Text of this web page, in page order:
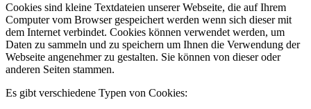
Cookies sind kleine Textdateien unserer Webseite, die auf Ihrem
Computer vom Browser gespeichert werden wenn sich dieser mit
dem Internet verbindet. Cookies können verwendet werden, um
Daten zu sammeln und zu speichern um Ihnen die Verwendung der
Webseite angenehmer zu gestalten. Sie können von dieser oder
anderen Seiten stammen.
Es gibt verschiedene Typen von Cookies: